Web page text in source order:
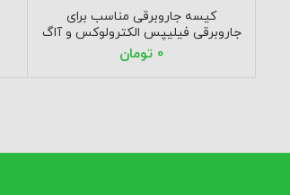
کیسه جاروبرقی مناسب برای
جاروبرقی فیلیپس الکترولوکس و آاگ
تومان